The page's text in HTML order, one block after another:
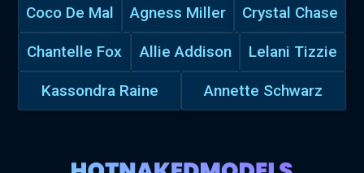
Coco De Mal Agness Miller Crystal Chase
Chantelle Fox Allie Addison Lelani Tizzie
Kassondra Raine Annette Schwarz